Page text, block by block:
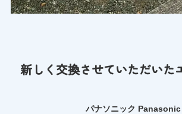
新しく交換させていただいた
パナソニック Panasonic